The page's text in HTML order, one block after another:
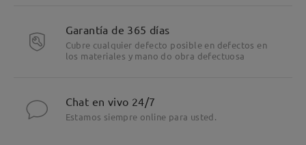
Garantía de 365 días
Cubre cualquier defecto posible en defectos en
los materiales y mano do obra defectuosa
Chat en vivo 24/7
Estamos siempre online para usted.